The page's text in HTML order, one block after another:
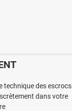
technique des escrocs
dans votre